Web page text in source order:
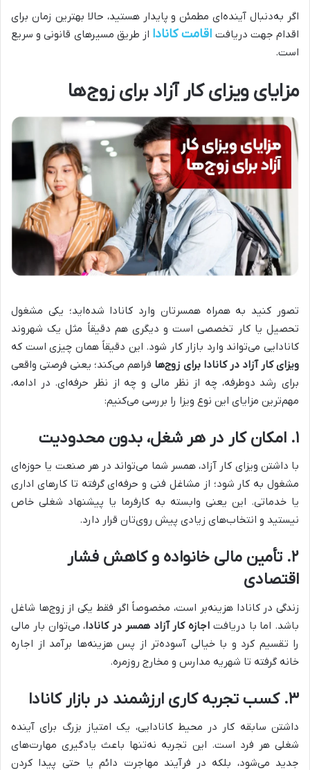
اگر به‌دنبال آینده‌ای مطمئن و پایدار هستید، حالا بهترین زمان برای
اقدام جهت دریافت اقامت کانادا از طریق مسیرهای قانونی و سریع
است.
مزایای ویزای کار آزاد برای زوج‌ها
تصور کنید به همراه همسرتان وارد کانادا شده‌اید؛ یکی مشغول
تحصیل یا کار تخصصی است و دیگری هم دقیقاً مثل یک شهروند
کانادایی می‌تواند وارد بازار کار شود. این دقیقاً همان چیزی است که
ویزای کار آزاد در کانادا برای زوج‌ها فراهم می‌کند؛ یعنی فرصتی واقعی
برای رشد دوطرفه، چه از نظر مالی و چه از نظر حرفه‌ای. در ادامه،
مهم‌ترین مزایای این نوع ویزا را بررسی می‌کنیم:
۱. امکان کار در هر شغل، بدون محدودیت
با داشتن ویزای کار آزاد، همسر شما می‌تواند در هر صنعت یا حوزه‌ای
مشغول به کار شود؛ از مشاغل فنی و حرفه‌ای گرفته تا کارهای اداری
یا خدماتی. این یعنی وابسته به کارفرما یا پیشنهاد شغلی خاص
نیستید و انتخاب‌های زیادی پیش روی‌تان قرار دارد.
۲. تأمین مالی خانواده و کاهش فشار
اقتصادی
زندگی در کانادا هزینه‌بر است، مخصوصاً اگر فقط یکی از زوج‌ها شاغل
باشد. اما با دریافت اجازه کار آزاد همسر در کانادا، می‌توان بار مالی
را تقسیم کرد و با خیالی آسوده‌تر از پس هزینه‌ها برآمد از اجاره
خانه گرفته تا شهریه مدارس و مخارج روزمره.
۳. کسب تجربه کاری ارزشمند در بازار کانادا
داشتن سابقه کار در محیط کانادایی، یک امتیاز بزرگ برای آینده
شغلی هر فرد است. این تجربه نه‌تنها باعث یادگیری مهارت‌های
جدید می‌شود، بلکه در فرآیند مهاجرت دائم یا حتی پیدا کردن